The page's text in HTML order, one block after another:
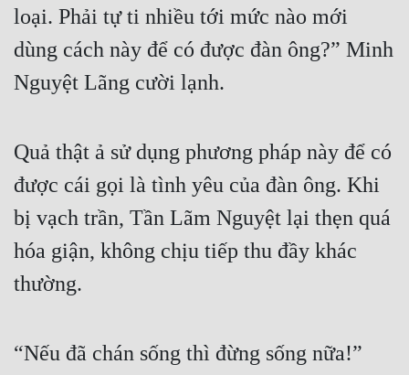
loại. Phải tự ti nhiều tới mức nào mới
dùng cách này để có được đàn ông?” Minh
Nguyệt Lãng cười lạnh.
Quả thật ả sử dụng phương pháp này để có
được cái gọi là tình yêu của đàn ông. Khi
bị vạch trần, Tần Lãm Nguyệt lại thẹn quá
hóa giận, không chịu tiếp thu đầy khác
thường.
“Nếu đã chán sống thì đừng sống nữa!”